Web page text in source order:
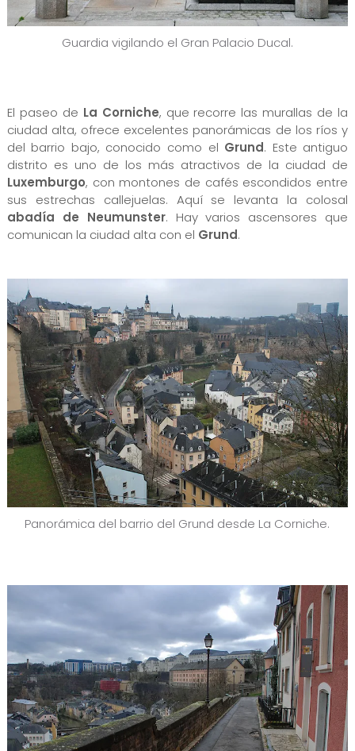
Guardia vigilando el Gran Palacio Ducal.
El paseo de La Corniche, que recorre las murallas de la
ciudad alta, ofrece excelentes panorámicas de los ríos y
del barrio bajo, conocido como el Grund. Este antiguo
distrito es uno de los más atractivos de la ciudad de
Luxemburgo, con montones de cafés escondidos entre
sus estrechas callejuelas. Aquí se levanta la colosal
abadía de Neumunster. Hay varios ascensores que
comunican la ciudad alta con el Grund.
Panorámica del barrio del Grund desde La Corniche.